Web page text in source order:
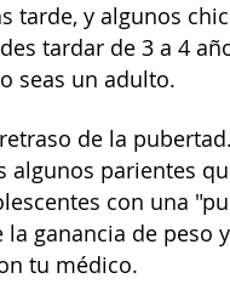
tarde, y algunos
tardar de 3 a 4
seas un adulto.
de la
algunos parientes
con una
ganancia de
tu médico.